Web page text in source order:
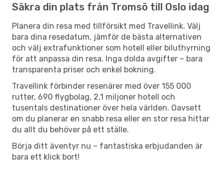
Säkra din plats från Tromsö till Oslo idag
Planera din resa med tillförsikt med Travellink. Välj
bara dina resedatum, jämför de bästa alternativen
och välj extrafunktioner som hotell eller biluthyrning
för att anpassa din resa. Inga dolda avgifter – bara
transparenta priser och enkel bokning.
Travellink förbinder resenärer med över 155 000
rutter, 690 flygbolag, 2,1 miljoner hotell och
tusentals destinationer över hela världen. Oavsett
om du planerar en snabb resa eller en stor resa hittar
du allt du behöver på ett ställe.
Börja ditt äventyr nu – fantastiska erbjudanden är
bara ett klick bort!